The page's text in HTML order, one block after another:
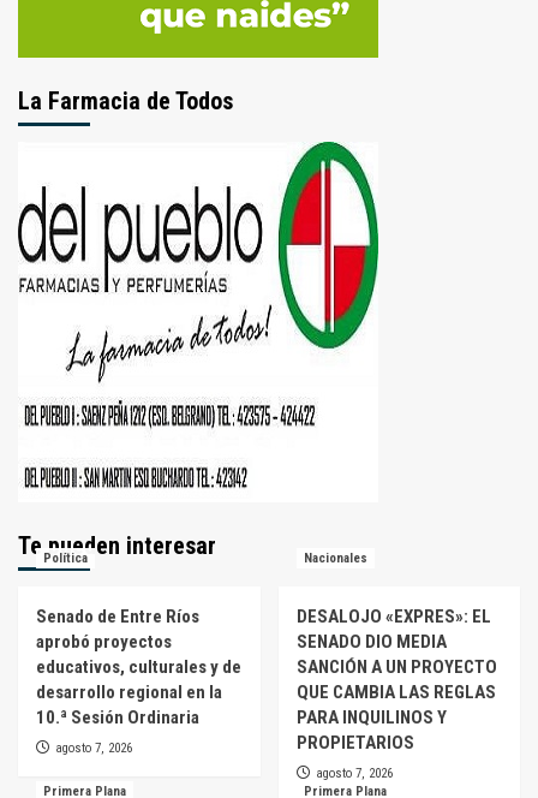
La Farmacia de Todos
Te pueden interesar
Política
Senado de Entre Ríos
aprobó proyectos
educativos, culturales y de
desarrollo regional en la
10.ª Sesión Ordinaria
agosto 7, 2026
Nacionales
DESALOJO «EXPRES»: EL
SENADO DIO MEDIA
SANCIÓN A UN PROYECTO
QUE CAMBIA LAS REGLAS
PARA INQUILINOS Y
PROPIETARIOS
agosto 7, 2026
Primera Plana
Primera Plana